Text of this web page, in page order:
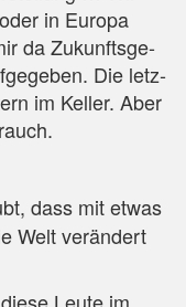
in Euro­pa
da Zukunfts­ge­
Die letz­
im Kel­ler. Aber
dass mit etwas
Welt ver­än­dert